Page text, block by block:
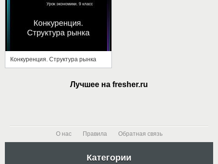
Конкуренция. Структура рынка
Лучшее на fresher.ru
О нас Правила Обратная связь
Категории